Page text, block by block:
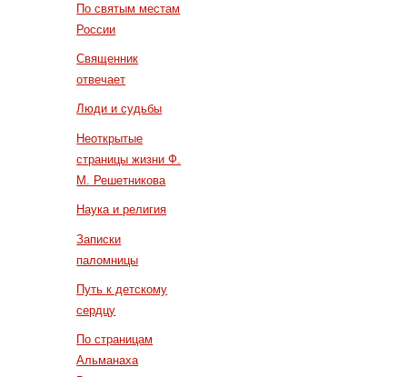
По святым местам
России
Священник
отвечает
Люди и судьбы
Неоткрытые
страницы жизни Ф.
М. Решетникова
Наука и религия
Записки
паломницы
Путь к детскому
сердцу
По страницам
Альманаха